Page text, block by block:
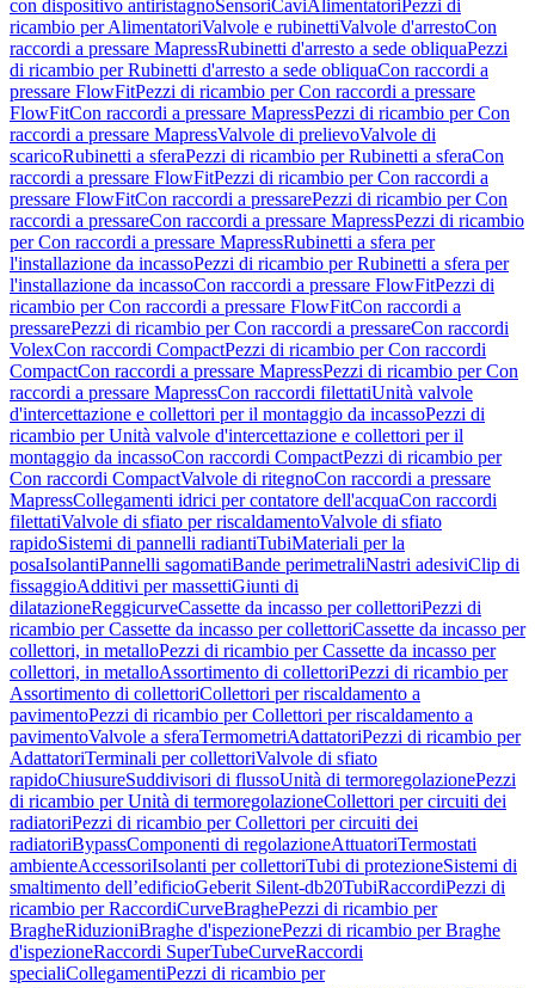
con dispositivo antiristagnoSensoriCaviAlimentatori Pezzi di
ricambio per AlimentatoriValvole e rubinettiValvole d'arrestoCon
raccordi a pressare MapressRubinetti d'arresto a sede obliquaPezzi
di ricambio per Rubinetti d'arresto a sede obliquaCon raccordi a
pressare FlowFitPezzi di ricambio per Con raccordi a pressare
FlowFitCon raccordi a pressare MapressPezzi di ricambio per Con
raccordi a pressare MapressValvole di prelievoValvole di
scaricoRubinetti a sferaPezzi di ricambio per Rubinetti a sferaCon
raccordi a pressare FlowFitPezzi di ricambio per Con raccordi a
pressare FlowFitCon raccordi a pressarePezzi di ricambio per Con
raccordi a pressareCon raccordi a pressare MapressPezzi di ricambio
per Con raccordi a pressare MapressRubinetti a sfera per
l'installazione da incassoPezzi di ricambio per Rubinetti a sfera per
l'installazione da incassoCon raccordi a pressare FlowFitPezzi di
ricambio per Con raccordi a pressare FlowFitCon raccordi a
pressarePezzi di ricambio per Con raccordi a pressareCon raccordi
VolexCon raccordi CompactPezzi di ricambio per Con raccordi
CompactCon raccordi a pressare MapressPezzi di ricambio per Con
raccordi a pressare MapressCon raccordi filettatiUnità valvole
d'intercettazione e collettori per il montaggio da incassoPezzi di
ricambio per Unità valvole d'intercettazione e collettori per il
montaggio da incassoCon raccordi CompactPezzi di ricambio per
Con raccordi CompactValvole di ritegnoCon raccordi a pressare
MapressCollegamenti idrici per contatore dell'acquaCon raccordi
filettatiValvole di sfiato per riscaldamentoValvole di sfiato
rapidoSistemi di pannelli radiantiTubiMateriali per la
posaIsolantiPannelli sagomatiBande perimetraliNastri adesiviClip di
fissaggioAdditivi per massettiGiunti di
dilatazioneReggicurveCassette da incasso per collettoriPezzi di
ricambio per Cassette da incasso per collettoriCassette da incasso per
collettori, in metalloPezzi di ricambio per Cassette da incasso per
collettori, in metalloAssortimento di collettoriPezzi di ricambio per
Assortimento di collettoriCollettori per riscaldamento a
pavimentoPezzi di ricambio per Collettori per riscaldamento a
pavimentoValvole a sferaTermometriAdattatoriPezzi di ricambio per
AdattatoriTerminali per collettoriValvole di sfiato
rapidoChiusureSuddivisori di flussoUnità di termoregolazionePezzi
di ricambio per Unità di termoregolazioneCollettori per circuiti dei
radiatoriPezzi di ricambio per Collettori per circuiti dei
radiatoriBypassComponenti di regolazioneAttuatoriTermostati
ambienteAccessoriIsolanti per collettoriTubi di protezioneSistemi di
smaltimento dell’edificioGeberit Silent-db20TubiRaccordiPezzi di
ricambio per RaccordiCurveBraghePezzi di ricambio per
BragheRiduzioniBraghe d'ispezionePezzi di ricambio per Braghe
d'ispezioneRaccordi SuperTubeCurveRaccordi
specialiCollegamentiPezzi di ricambio per